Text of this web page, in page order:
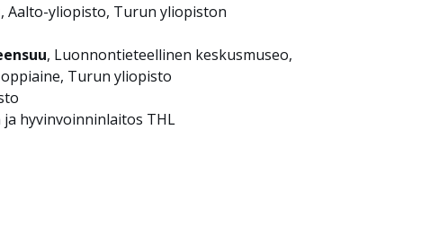
, Aalto-yliopisto, Turun yliopiston
, Luonnontieteellinen keskusmuseo,
Turun yliopisto
ja hyvinvoinninlaitos THL